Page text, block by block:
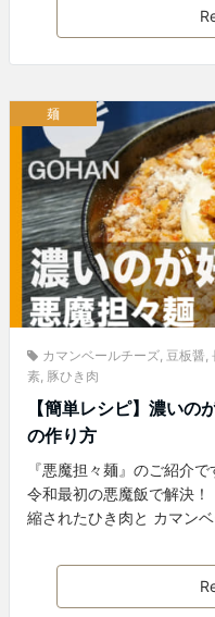
麺
カマンベールチーズ 豆板醤
素 豚ひき肉
【簡単レシピ】濃いの
の作り方
『悪魔担々麺』のご紹介
令和最初の悪魔飯で解決
縮されたひき肉と カマン